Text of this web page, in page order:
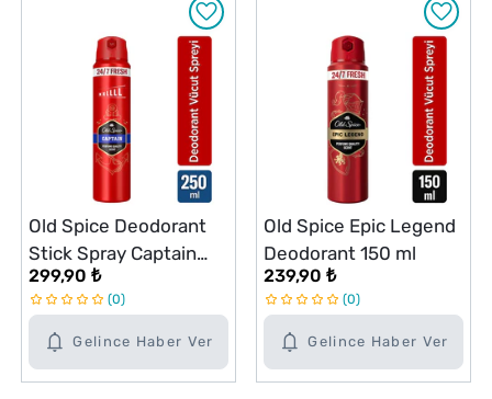
Gelince Haber Ver
Old Spice Deodorant
Stick Spray Captain
250 ml
299,90 ₺
0
Gelince Haber Ver
Old Spice Epic Legend
Deodorant 150 ml
239,90 ₺
0